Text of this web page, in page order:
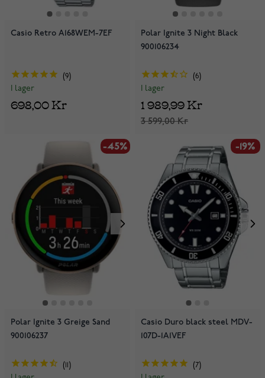
Casio Retro A168WEM-7EF
9
I lager
698,00 Kr
Polar Ignite 3 Night Black
900106234
6
I lager
3 599,00 Kr
1 989,99 Kr
-45%
Polar Ignite 3 Greige Sand
900106237
-19%
Casio Duro black steel MDV-
107D-1A1VEF
7